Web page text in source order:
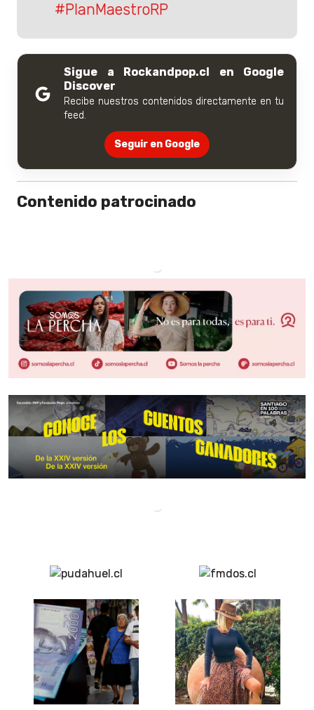
#PlanMaestroRP
Sigue a Rockandpop.cl en Google
Discover
Recibe nuestros contenidos directamente en tu
feed.
Seguir en Google
Contenido patrocinado